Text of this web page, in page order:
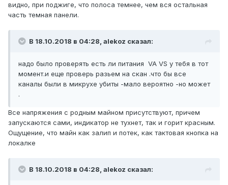
видно, при поджиге, что полоса темнее, чем вся остальная
часть темная панели.
В 18.10.2018 в 04:28, alekoz сказал:
надо было проверять есть ли питания VA VS у тебя в тот
момент.и еще проверь разьем на скан .что бы все
каналы были в микрухе убиты -мало вероятно -но может
.
Все напряжения с родным майном присутствуют, причем
запускаются сами, индикатор не тухнет, так и горит красным.
Ощущение, что майн как залип и потек, как тактовая кнопка на
локалке
В 18.10.2018 в 04:28, alekoz сказал: